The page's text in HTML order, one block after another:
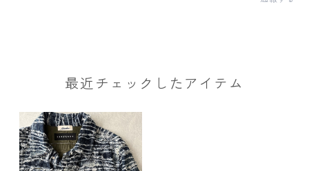
最近チェックしたアイテム